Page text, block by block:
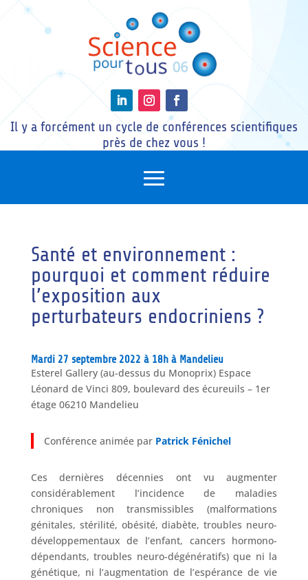
Il y a forcément un cycle de conférences scientifiques
près de chez vous !
Santé et environnement :
pourquoi et comment réduire
l’exposition aux
perturbateurs endocriniens ?
Mardi 27 septembre 2022 à 18h à Mandelieu
Esterel Gallery (au-dessus du Monoprix) Espace
Léonard de Vinci 809, boulevard des écureuils – 1er
étage 06210 Mandelieu
Conférence animée par Patrick Fénichel
Ces dernières décennies ont vu augmenter
considérablement l’incidence de maladies
chroniques non transmissibles (malformations
génitales, stérilité, obésité, diabète, troubles neuro-
développementaux de l’enfant, cancers hormono-
dépendants, troubles neuro-dégénératifs) que ni la
génétique, ni l’augmentation de l’espérance de vie